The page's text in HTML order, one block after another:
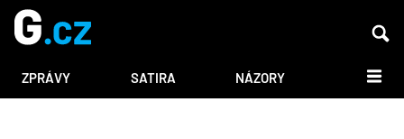
ZPRÁVY SATIRA NÁZORY DALŠÍ